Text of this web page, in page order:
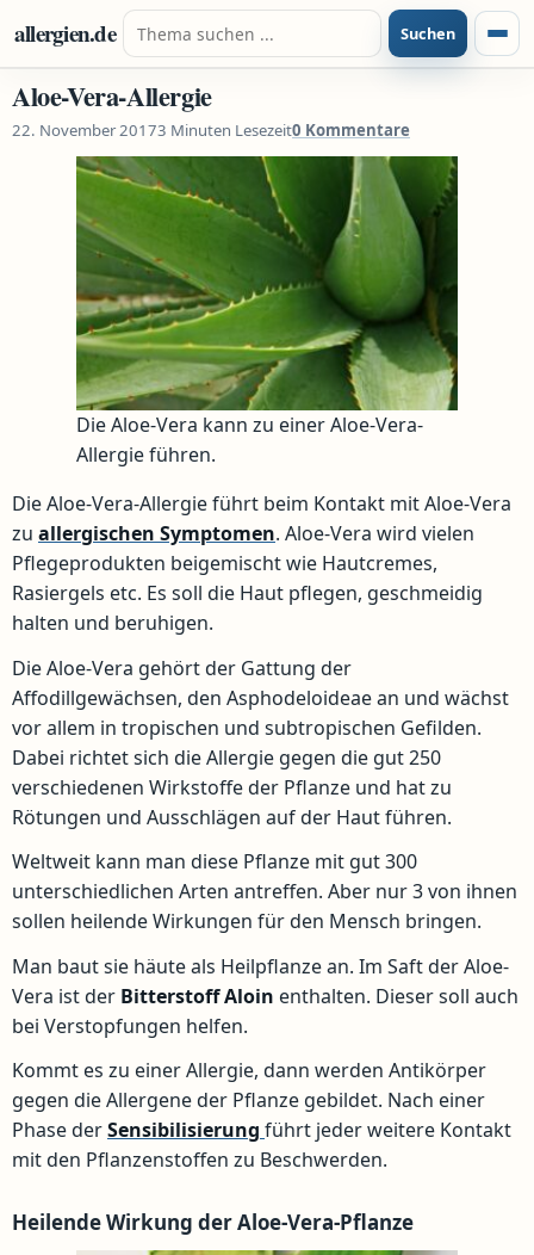
Zum Inhalt springen
allergien.de Suche nach: Suchen
Aloe-Vera-Allergie
22. November 20173 Minuten Lesezeit0 Kommentare
Die Aloe-Vera kann zu einer Aloe-Vera-
Allergie führen.
Die Aloe-Vera-Allergie führt beim Kontakt mit Aloe-Vera
zu allergischen Symptomen. Aloe-Vera wird vielen
Pflegeprodukten beigemischt wie Hautcremes,
Rasiergels etc. Es soll die Haut pflegen, geschmeidig
halten und beruhigen.
Die Aloe-Vera gehört der Gattung der
Affodillgewächsen, den Asphodeloideae an und wächst
vor allem in tropischen und subtropischen Gefilden.
Dabei richtet sich die Allergie gegen die gut 250
verschiedenen Wirkstoffe der Pflanze und hat zu
Rötungen und Ausschlägen auf der Haut führen.
Weltweit kann man diese Pflanze mit gut 300
unterschiedlichen Arten antreffen. Aber nur 3 von ihnen
sollen heilende Wirkungen für den Mensch bringen.
Man baut sie häute als Heilpflanze an. Im Saft der Aloe-
Vera ist der BitterstoffAloin enthalten. Dieser soll auch
bei Verstopfungen helfen.
Kommt es zu einer Allergie, dann werden Antikörper
gegen die Allergene der Pflanze gebildet. Nach einer
Phase derSensibilisierung führt jeder weitere Kontakt
mit den Pflanzenstoffen zu Beschwerden.
Heilende Wirkung der Aloe-Vera-Pflanze